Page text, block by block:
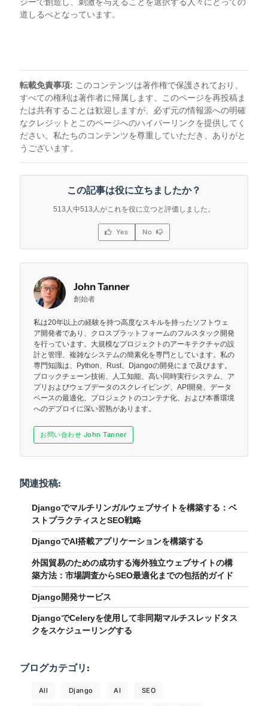
ジーで創造し、刺激を与えることを選択する人々にとっての
道しるべとなっています。
転載免責事項: このコンテンツは著作権で保護されており、
すべての権利は著作者に帰属します。このページを再投稿ま
たは共有することは歓迎しますが、必ず元の情報源への明確
なクレジットとこのページへのハイパーリンクを提供してく
ださい。私たちのコンテンツを尊重していただき、ありがと
うございます。
この記事は役に立ちましたか？
513人中513人がこれを役に立つと評価しました。
Yes No
John Tanner
創始者
私は20年以上の経験を持つ高度なスキルを持ったソフトウェ
ア開発者であり、クロスプラットフォームのフルスタック開発
を行っています。大規模なプロジェクトのアーキテクチャの設
計と管理、複雑なシステムの簡素化を専門としています。私の
専門知識は、Python、Rust、Djangoの開発にまで及びます。
ブロックチェーン技術、人工知能、高い同時実行システム、ア
プリおよびウェブデータのスクレイピング、API開発、データ
ベースの最適化、プロジェクトのコンテナ化、および本番環境
へのデプロイに深い習熟があります。
お問い合わせ John Tanner
関連投稿:
Djangoでマルチリンガルウェブサイトを構築する：ベ
ストプラクティスとSEO戦略
DjangoでAI搭載アプリケーションを構築する
外国貿易のための成功する海外独立ウェブサイトの構
築方法：市場調査からSEO最適化までの包括的ガイド
Django開発サービス
DjangoでCeleryを使用して非同期マルチスレッドタス
クをスケジューリングする
ブログカテゴリ:
All Django AI SEO